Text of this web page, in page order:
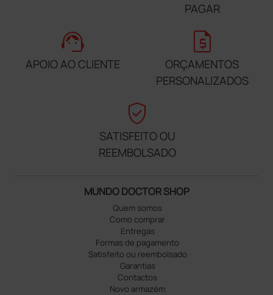
PAGAR
support_agent
APOIO AO CLIENTE
request_quote
ORÇAMENTOS
PERSONALIZADOS
verified_user
SATISFEITO OU
REEMBOLSADO
MUNDO DOCTOR SHOP
Quem somos
Como comprar
Entregas
Formas de pagamento
Satisfeito ou reembolsado
Garantias
Contactos
Novo armazém